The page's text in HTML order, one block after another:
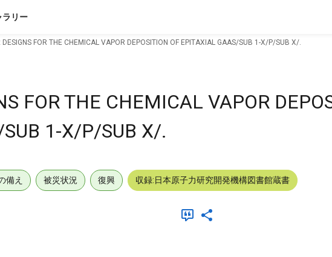
ラリー
DESIGNS FOR THE CHEMICAL VAPOR DEPOSITION OF EPITAXIAL GAAS/SUB 1-X/P/SUB X/.
FOR THE CHEMICAL VAPOR
1-X/P/SUB X/.
備え 被災状況 復興 収録:日本原子力研究開発機構図書館蔵書